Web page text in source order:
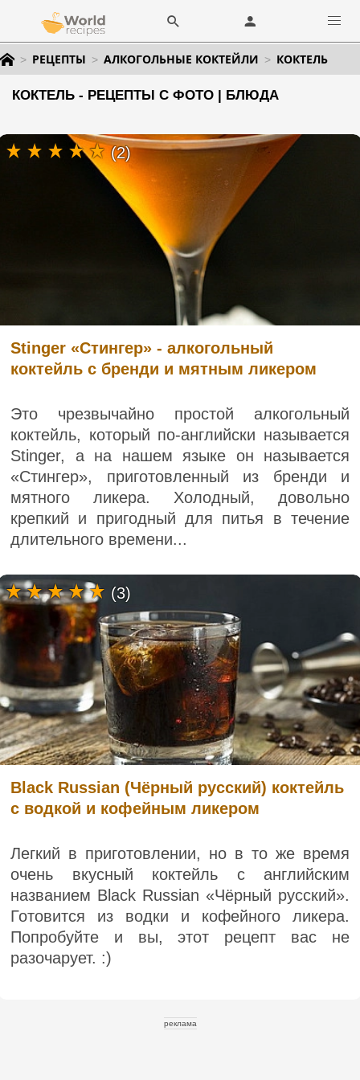
РЕЦЕПТЫ АЛКОГОЛЬНЫЕ КОКТЕЙЛИ КОКТЕЛЬ
КОКТЕЛЬ - РЕЦЕПТЫ С ФОТО | БЛЮДА
Stinger «Стингер» - алкогольный
коктейль с бренди и мятным ликером
Это чрезвычайно простой алкогольный
коктейль, который по-английски называется
Stinger, а на нашем языке он называется
«Стингер», приготовленный из бренди и
мятного ликера. Холодный, довольно
крепкий и пригодный для питья в течение
длительного времени...
(2)
Black Russian (Чёрный русский) коктейль
с водкой и кофейным ликером
Легкий в приготовлении, но в то же время
очень вкусный коктейль с английским
названием Black Russian «Чёрный русский».
Готовится из водки и кофейного ликера.
Попробуйте и вы, этот рецепт вас не
разочарует. :)
(3)
реклама